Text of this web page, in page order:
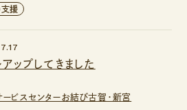
援
ップしてきました
ービスセンターお結び古賀・新宮